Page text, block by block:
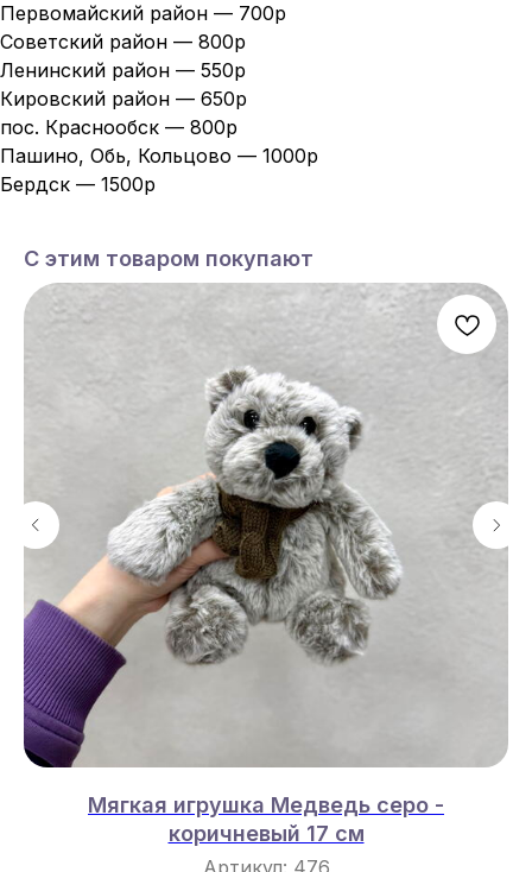
Первомайский район — 700р
Советский район — 800р
Ленинский район — 550р
Кировский район — 650р
пос. Краснообск — 800р
Пашино, Обь, Кольцово — 1000р
Бердск — 1500р
С этим товаром покупают
Мягкая игрушка Медведь серо -
коричневый 17 см